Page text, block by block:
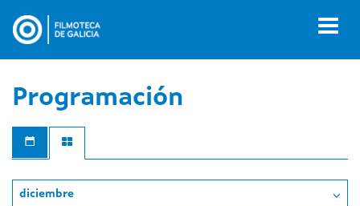
contenido
Programación
diciembre